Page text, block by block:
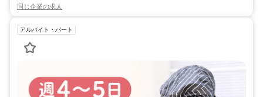
同じ企業の求人
アルバイト・パート